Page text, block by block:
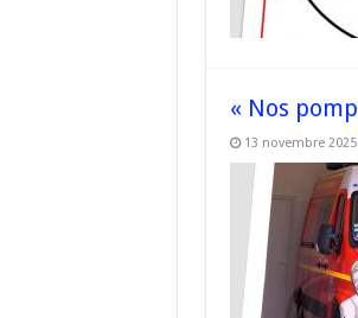
« Nos
13 novembre 2025